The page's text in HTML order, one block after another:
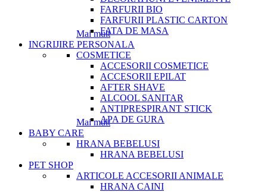
FARFURII BIO
FARFURII PLASTIC CARTON
FATA DE MASA
Mai mult
INGRIJIRE PERSONALA
COSMETICE
ACCESORII COSMETICE
ACCESORII EPILAT
AFTER SHAVE
ALCOOL SANITAR
ANTIPRESPIRANT STICK
APA DE GURA
Mai mult
BABY CARE
HRANA BEBELUSI
HRANA BEBELUSI
PET SHOP
ARTICOLE ACCESORII ANIMALE
HRANA CAINI